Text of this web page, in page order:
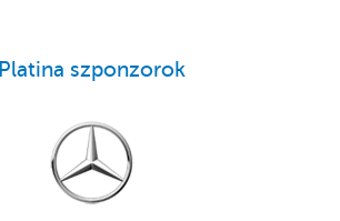
Platina szponzorok